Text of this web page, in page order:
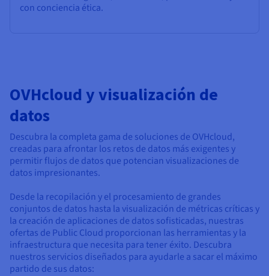
con conciencia ética.
OVHcloud y visualización de
datos
Descubra la completa gama de soluciones de OVHcloud,
creadas para afrontar los retos de datos más exigentes y
permitir flujos de datos que potencian visualizaciones de
datos impresionantes.
Desde la recopilación y el procesamiento de grandes
conjuntos de datos hasta la visualización de métricas críticas y
la creación de aplicaciones de datos sofisticadas, nuestras
ofertas de Public Cloud proporcionan las herramientas y la
infraestructura que necesita para tener éxito. Descubra
nuestros servicios diseñados para ayudarle a sacar el máximo
partido de sus datos: